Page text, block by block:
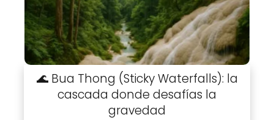
🌊 Bua Thong (Sticky Waterfalls): la
cascada donde desafías la
gravedad